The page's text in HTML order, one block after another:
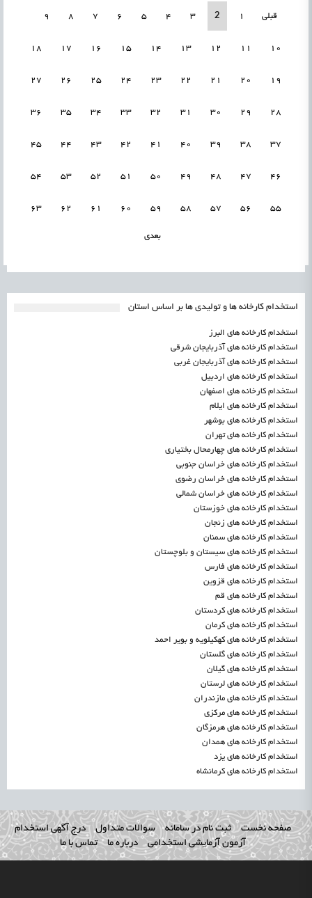
قبلی 1
2
3
4
5
6
7
8
9
10
11
12
13
14
15
16
17
18
19
20
21
22
23
24
25
26
27
28
29
30
31
32
33
34
35
36
37
38
39
40
41
42
43
44
45
46
47
48
49
50
51
52
53
54
55
56
57
58
59
60
61
62
63
بعدی
استخدام کارخانه ها و تولیدی ها بر اساس استان
استخدام کارخانه های البرز
استخدام کارخانه های آذربایجان شرقی
استخدام کارخانه های آذربایجان غربی
استخدام کارخانه های اردبیل
استخدام کارخانه های اصفهان
استخدام کارخانه های ایلام
استخدام کارخانه های بوشهر
استخدام کارخانه های تهران
استخدام کارخانه های چهارمحال بختیاری
استخدام کارخانه های خراسان جنوبی
استخدام کارخانه های خراسان رضوی
استخدام کارخانه های خراسان شمالی
استخدام کارخانه های خوزستان
استخدام کارخانه های زنجان
استخدام کارخانه های سمنان
استخدام کارخانه های سیستان و بلوچستان
استخدام کارخانه های فارس
استخدام کارخانه های قزوین
استخدام کارخانه های قم
استخدام کارخانه های کردستان
استخدام کارخانه های کرمان
استخدام کارخانه های کهکیلویه و بویر احمد
استخدام کارخانه های گلستان
استخدام کارخانه های گیلان
استخدام کارخانه های لرستان
استخدام کارخانه های مازندران
استخدام کارخانه های مرکزی
استخدام کارخانه های هرمزگان
استخدام کارخانه های همدان
استخدام کارخانه های یزد
استخدام کارخانه های کرمانشاه
صفحه نخست ثبت نام در سامانه سوالات متداول
درج آگهی استخدام
آزمون آزمایشی استخدامی
درباره ما تماس با ما